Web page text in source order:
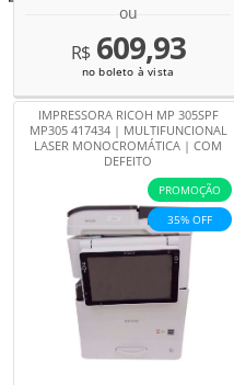
ou
R$609,93
no boleto à vista
IMPRESSORA RICOH MP 305SPF
MP305 417434 | MULTIFUNCIONAL
LASER MONOCROMÁTICA | COM
DEFEITO
PROMOÇÃO
35% OFF